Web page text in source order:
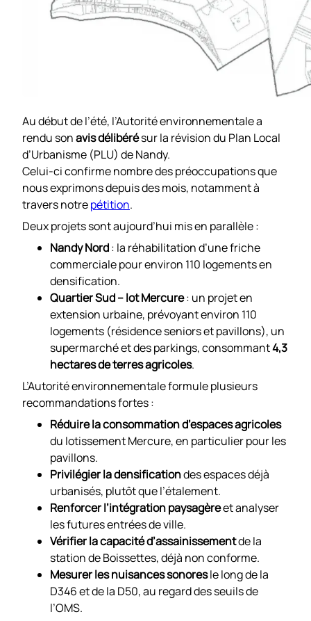
Au début de l’été, l’Autorité environnementale a
rendu sonavis délibérésur la révision du Plan Local
d’Urbanisme (PLU) de Nandy.
Celui-ci confirme nombre des préoccupations que
nous exprimons depuis des mois, notamment à
travers notrepétition.
Deux projets sont aujourd’hui mis en parallèle :
Nandy Nord: la réhabilitation d’une friche
commerciale pour environ 110 logements en
densification.
Quartier Sud – lot Mercure: un projet en
extension urbaine, prévoyant environ 110
logements (résidence seniors et pavillons), un
supermarché et des parkings, consommant4,3
hectares de terres agricoles.
L’Autorité environnementale formule plusieurs
recommandations fortes :
Réduire la consommation d’espaces agricoles
du lotissement Mercure, en particulier pour les
pavillons.
Privilégier la densificationdes espaces déjà
urbanisés, plutôt que l’étalement.
Renforcer l’intégration paysagèreet analyser
les futures entrées de ville.
Vérifier la capacité d’assainissementde la
station de Boissettes, déjà non conforme.
Mesurer les nuisances sonoresle long de la
D346 et de la D50, au regard des seuils de
l’OMS.